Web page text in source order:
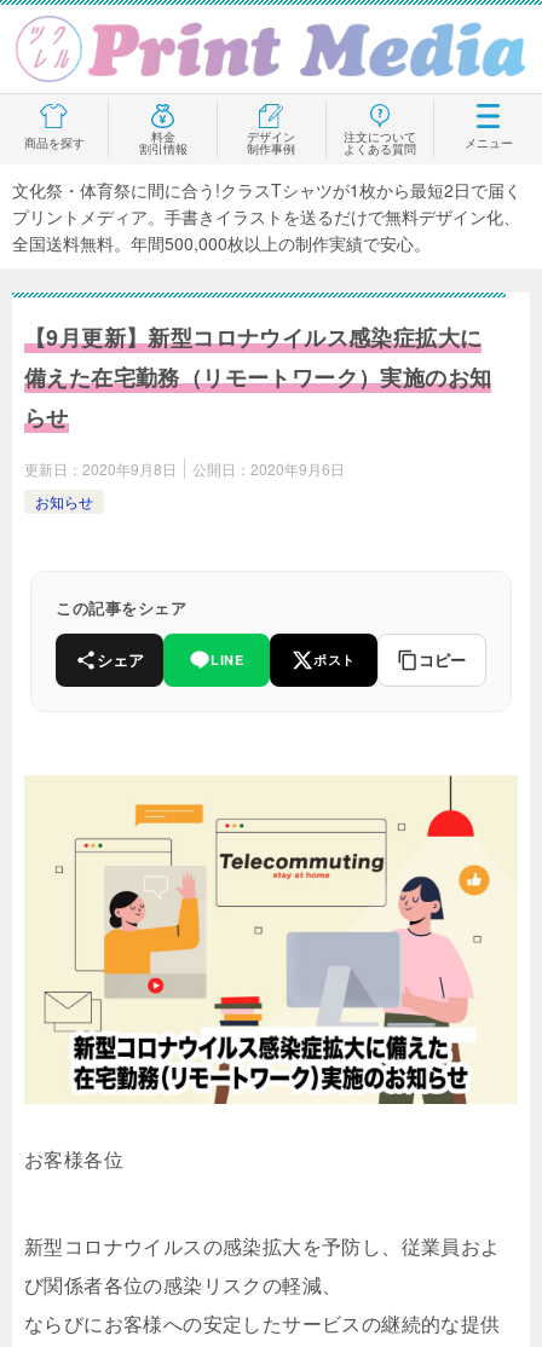
商品を探す 料金
割引情報
デザイン
制作事例
注文について
よくある質問 メニュー
文化祭・体育祭に間に合う!クラスTシャツが1枚から最短2日で届く
プリントメディア。手書きイラストを送るだけで無料デザイン化、
全国送料無料。年間500,000枚以上の制作実績で安心。
【9月更新】新型コロナウイルス感染症拡大に
備えた在宅勤務（リモートワーク）実施のお知
らせ
更新日： 2020年9月8日 公開日： 2020年9月6日
お知らせ
この記事をシェア
シェア LINE ポスト コピー
お客様各位
新型コロナウイルスの感染拡大を予防し、従業員およ
び関係者各位の感染リスクの軽減、
ならびにお客様への安定したサービスの継続的な提供